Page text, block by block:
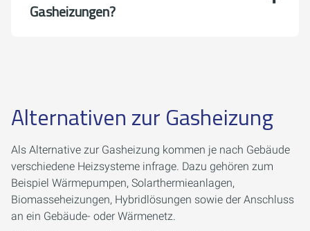
Gasheizungen?
Alternativen zur Gasheizung
Als Alternative zur Gasheizung kommen je nach Gebäude
verschiedene Heizsysteme infrage. Dazu gehören zum
Beispiel Wärmepumpen, Solarthermieanlagen,
Biomasseheizungen, Hybridlösungen sowie der Anschluss
an ein Gebäude- oder Wärmenetz.